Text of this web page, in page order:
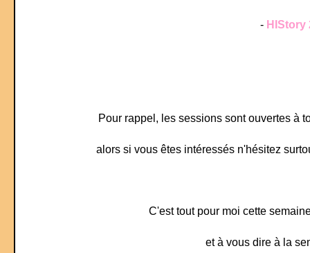
- HIStory
Pour rappel, les sessions sont ouvertes à
alors si vous êtes intéressés n'hésitez
C'est tout pour moi cette
et à vous dire à la